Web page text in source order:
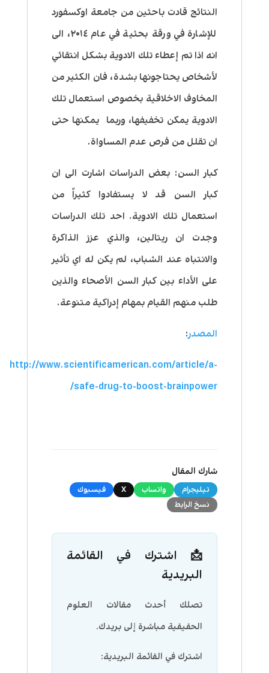
النتائج قادت باحثين من جامعة اوكسفورد
للإشارة في ورقة بحثية في عام ٢٠١٤، الى
انه اذا تم إعطاء تلك الادوية بشكل انتقائي
لأشخاص يحتاجونها بشدة، فان الكثير من
المخاوف الاخلاقية بخصوص استعمال تلك
الادوية يمكن تخفيفها، وربما يمكنها حتى
ان تقلل من فرص عدم المساواة.
كبار السن: بعض الدراسات اشارت الى ان
كبار السن قد لا يستفادوا كثيراً من
استعمال تلك الادوية. احد تلك الدراسات
وجدت ان ريتالين، والذي عزز الذاكرة
والانتباه عند الشباب، لم يكن له اي تأثير
على الأداء بين كبار السن الأصحاء والذين
طلب منهم القيام بمهام إدراكية متنوعة.
المصدر:
http://www.scientificamerican.com/article/a-
safe-drug-to-boost-brainpower/
شارك المقال
تيليجرام واتساب X
فيسبوك
نسخ الرابط
📩 اشترك في القائمة
البريدية
تصلك أحدث مقالات العلوم
الحقيقية مباشرة إلى بريدك.
اشترك في القائمة البريدية: